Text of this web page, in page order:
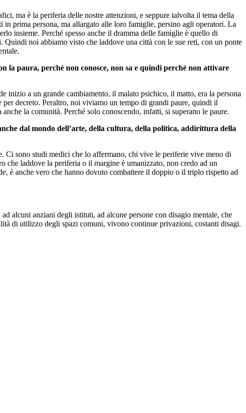
ma è la periferia delle nostre attenzioni, e seppure talvolta il tema della
prima persona, ma allargato alle loro famiglie, persino agli operatori. La
insieme. Perché spesso anche il dramma delle famiglie è quello di
noi abbiamo visto che laddove una città con le sue reti, con un ponte
la paura, perché non conosce, non sa e quindi perché non attivare
inizio a un grande cambiamento, il malato psichico, il matto, era la persona
decreto. Peraltro, noi viviamo un tempo di grandi paure, quindi il
la comunità. Perché solo conoscendo, infatti, si superano le paure.
dal mondo dell’arte, della cultura, della politica, addirittura della
Ci sono studi medici che lo affermano, chi vive le periferie vive meno di
che laddove la periferia o il margine è umanizzato, non credo ad un
è anche vero che hanno dovuto combattere il doppio o il triplo rispetto ad
alcuni anziani degli istituti, ad alcune persone con disagio mentale, che
di utilizzo degli spazi comuni, vivono continue privazioni, costanti disagi.